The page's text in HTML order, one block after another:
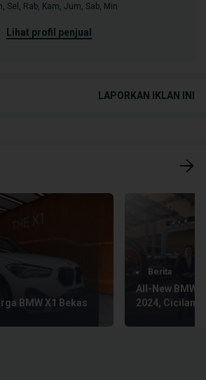
Sel Rab Kam Jum Sab Min
lihat profil penjual
LAPORKAN IKLAN INI
BMW X1 Bekas
Berita
All-New BMW
2024,